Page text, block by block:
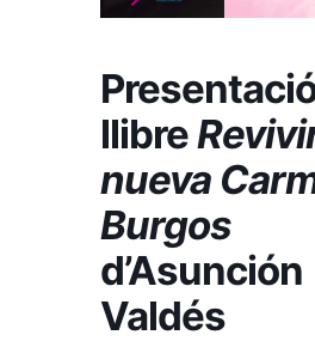
llibre
nueva
Burgos
d’Asunción
Valdés